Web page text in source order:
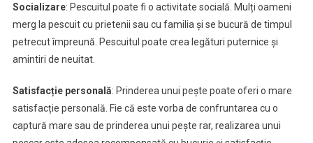
Socializare: Pescuitul poate fi o activitate socială. Mulți oameni
merg la pescuit cu prietenii sau cu familia și se bucură de timpul
petrecut împreună. Pescuitul poate crea legături puternice și
amintiri de neuitat.
Satisfacție personală: Prinderea unui pește poate oferi o mare
satisfacție personală. Fie că este vorba de confruntarea cu o
captură mare sau de prinderea unui pește rar, realizarea unui